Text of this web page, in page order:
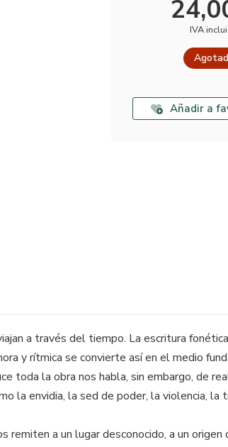
IVA
Añadir a
a través del tiempo. La escritura
y rítmica se convierte así en el medio
toda la obra nos habla, sin embargo, de
la envidia, la sed de poder, la violencia, la
remiten a un lugar desconocido, a un origen